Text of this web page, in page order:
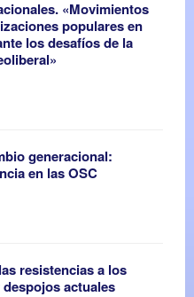
«Movimientos
populares en
los desafíos de la
generacional:
en las OSC
resistencias a los
actuales